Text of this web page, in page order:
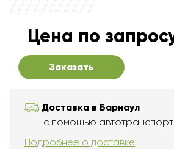
Цена по
Заказать
Доставка в Барнаул
с помощью
Подробнее о доставке